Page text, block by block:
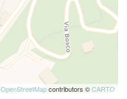
OpenStreetMapcontributors ©CARTO